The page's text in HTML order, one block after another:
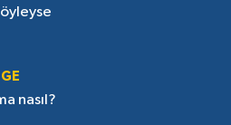
nasıl?